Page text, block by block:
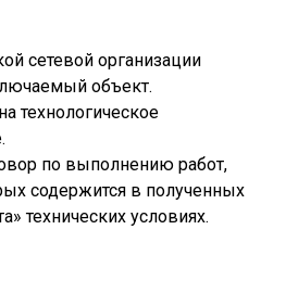
сетевой организации
объект.
технологическое
по выполнению работ,
содержится в полученных
технических условиях.